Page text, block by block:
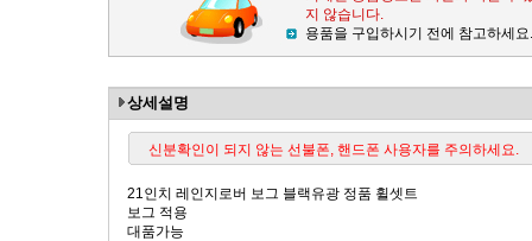
지 않습니다.
용품을 구입하시기 전에 참고하세
상세설명
신분확인이 되지 않는 선불폰, 핸드폰 사용자를 주의하세요.
21인치 레인지로버 보그 블랙유광 정품 휠셋트
보그 적용
대품가능